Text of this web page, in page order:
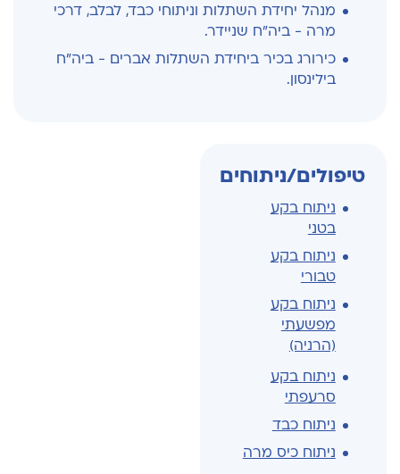
מנהל יחידת השתלות וניתוחי כבד, לבלב, דרכי
מרה - ביה"ח שניידר.
כירורג בכיר ביחידת השתלות אברים - ביה"ח
בילינסון.
טיפולים/ניתוחים
ניתוח בקע
בטני
ניתוח בקע
טבורי
ניתוח בקע
מפשעתי
(הרניה)
ניתוח בקע
סרעפתי
ניתוח כבד
ניתוח כיס מרה